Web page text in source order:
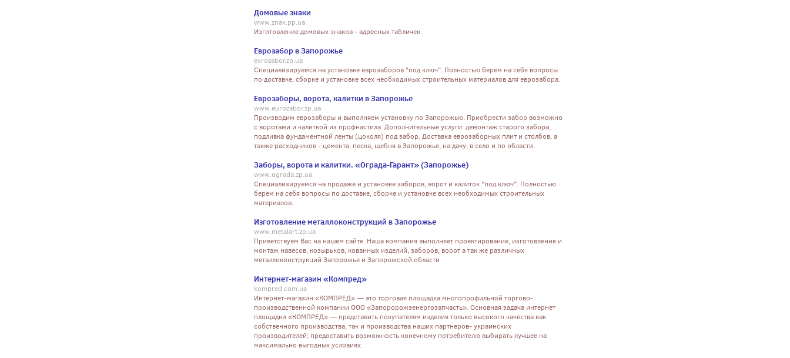
Домовые знаки
www.znak.pp.ua
Изготовление домовых знаков - адресных табличек.
Еврозабор в Запорожье
evrozabor.zp.ua
Специализируемся на установке еврозаборов "под ключ". Полностью берем на себя вопросы
по доставке, сборке и установке всех необходимых строительных материалов для еврозабора.
Еврозаборы, ворота, калитки в Запорожье
www.eurozabor.zp.ua
Производим еврозаборы и выполняем установку по Запорожью. Приобрести забор возможно
с воротами и калиткой из профнастила. Дополнительные услуги: демонтаж старого забора,
подливка фундаментной ленты (цоколя) под забор. Доставка еврозаборных плит и столбов, а
также расходников - цемента, песка, щебня в Запорожье, на дачу, в село и по области.
Заборы, ворота и калитки. «Ограда-Гарант» (Запорожье)
www.ograda.zp.ua
Специализируемся на продаже и установке заборов, ворот и калиток "под ключ". Полностью
берем на себя вопросы по доставке, сборке и установке всех необходимых строительных
материалов.
Изготовление металлоконструкций в Запорожье
www.metalart.zp.ua
Приветствуем Вас на нашем сайте. Наша компания выполняет проектирование, изготовление и
монтаж навесов, козырьков, кованных изделий, заборов, ворот а так же различных
металлоконструкций Запорожье и Запорожской области
Интернет-магазин «Компред»
kompred.com.ua
Интернет-магазин «КОМПРЕД» — это торговая площадка многопрофильной торгово-
производственной компании ООО «Запоророжэенергозапчасть». Основная задача интернет
площадки «КОМПРЕД» — представить покупателям изделия только высокого качества как
собственного производства, так и производства наших партнеров- украинских
производителей; предоставить возможность конечному потребителю выбирать лучшее на
максимально выгодных условиях.